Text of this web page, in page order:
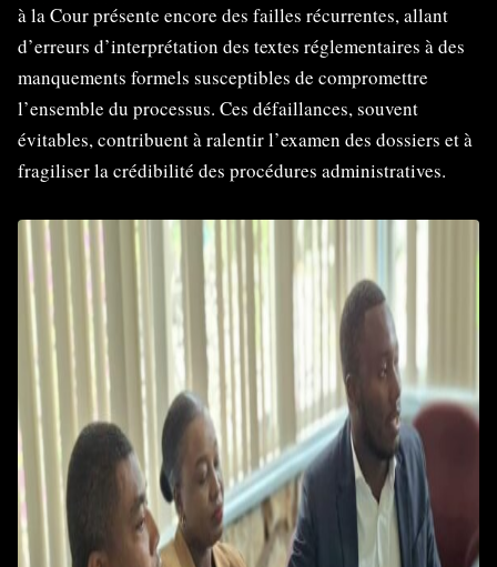
à la Cour présente encore des failles récurrentes, allant
d’erreurs d’interprétation des textes réglementaires à des
manquements formels susceptibles de compromettre
l’ensemble du processus. Ces défaillances, souvent
évitables, contribuent à ralentir l’examen des dossiers et à
fragiliser la crédibilité des procédures administratives.